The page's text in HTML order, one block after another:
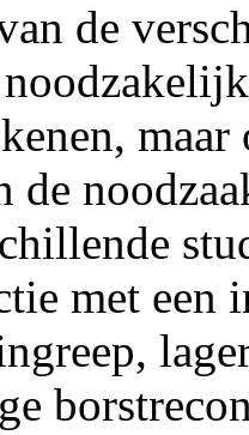
de
de
met een